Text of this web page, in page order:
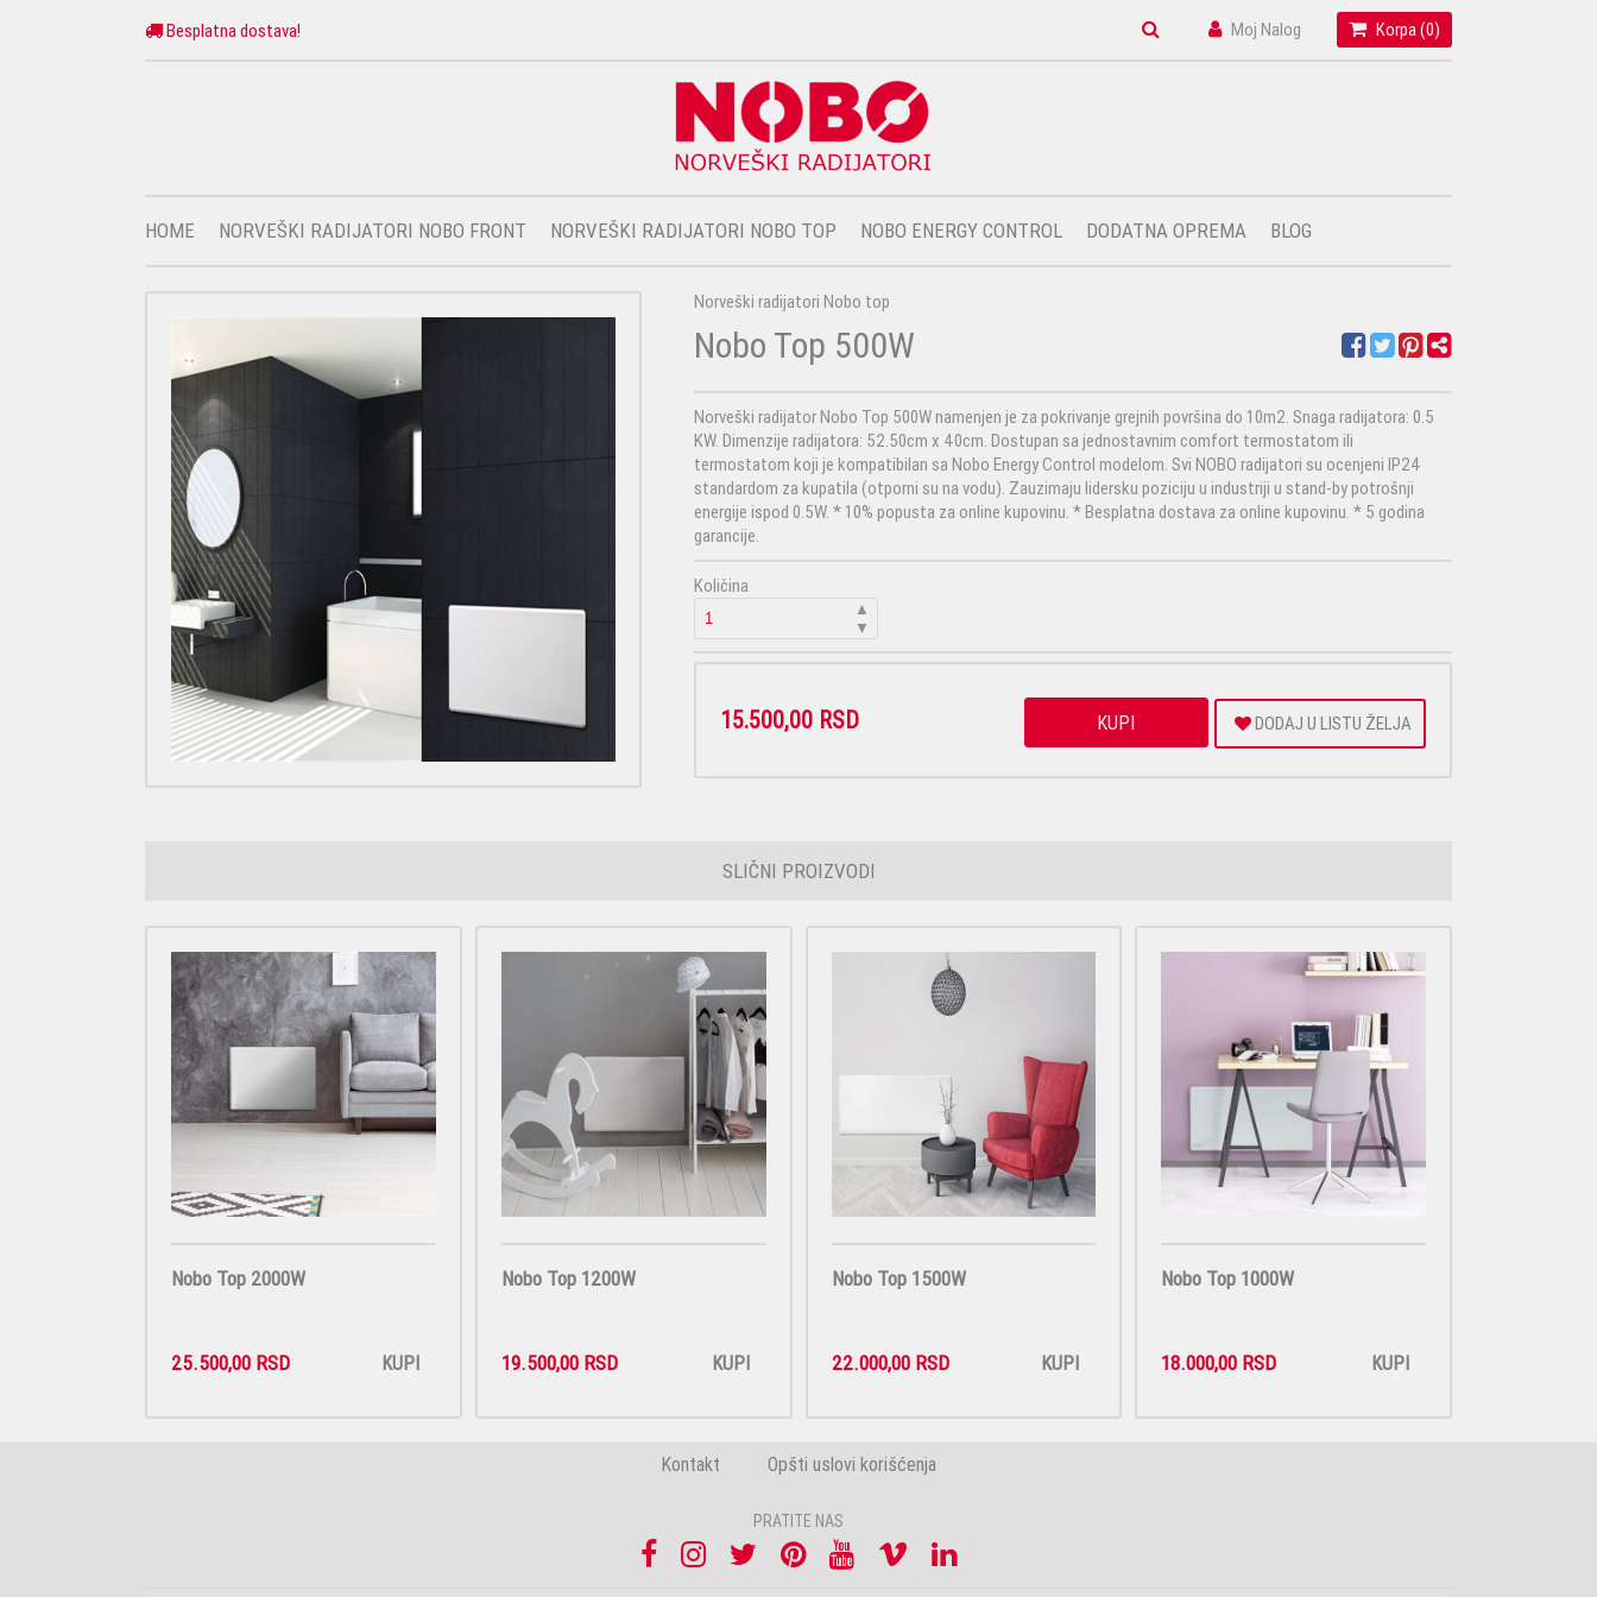
Besplatna dostava! Moj Nalog Korpa (0)
HOME NORVEŠKI RADIJATORI NOBO FRONT NORVEŠKI RADIJATORI NOBO TOP NOBO ENERGY CONTROL DODATNA OPREMA BLOG
Norveški radijatori Nobo top
Nobo Top 500W
Norveški radijator Nobo Top 500W namenjen je za pokrivanje grejnih površina do 10m2. Snaga radijatora: 0.5
KW. Dimenzije radijatora: 52.50cm x 40cm. Dostupan sa jednostavnim comfort termostatom ili
termostatom koji je kompatibilan sa Nobo Energy Control modelom. Svi NOBO radijatori su ocenjeni IP24
standardom za kupatila (otporni su na vodu). Zauzimaju lidersku poziciju u industriji u stand-by potrošnji
energije ispod 0.5W. * 10% popusta za online kupovinu. * Besplatna dostava za online kupovinu. * 5 godina
garancije.
Količina
▲
▼
15.500,00 RSD KUPI DODAJ U LISTU ŽELJA
SLIČNI PROIZVODI
Nobo Top 2000W
25.500,00 RSD KUPI
Nobo Top 1200W
19.500,00 RSD KUPI
Nobo Top 1500W
22.000,00 RSD KUPI
Nobo Top 1000W
18.000,00 RSD KUPI
Kontakt Opšti uslovi korišćenja
PRATITE NAS